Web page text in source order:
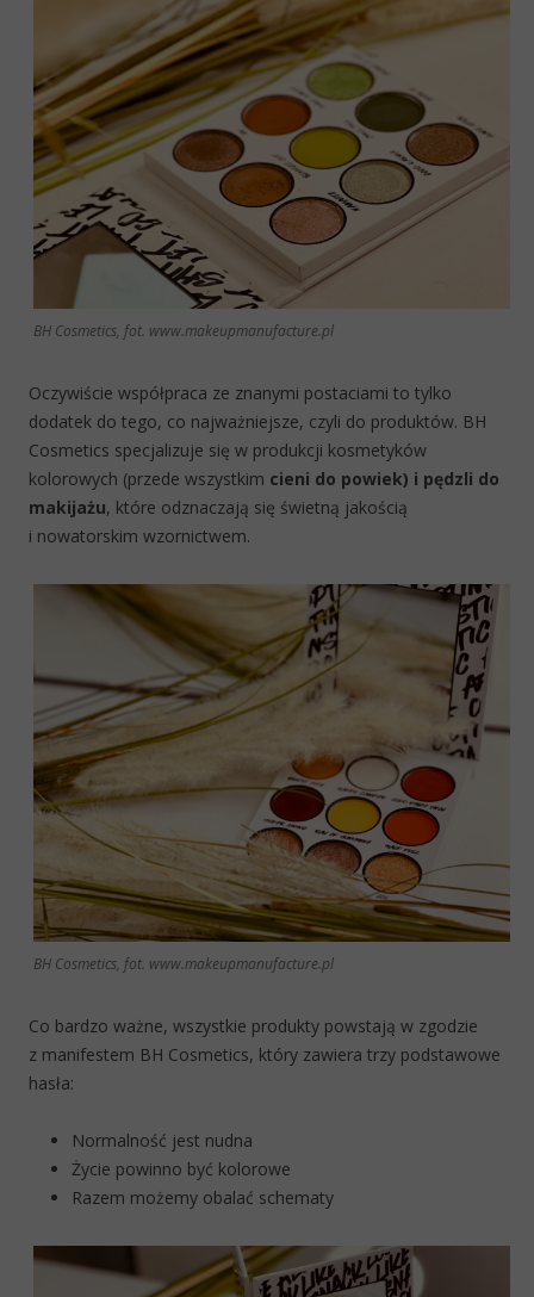
BH Cosmetics, fot. www.makeupmanufacture.pl
Oczywiście współpraca ze znanymi postaciami to tylko
dodatek do tego, co najważniejsze, czyli do produktów. BH
Cosmetics specjalizuje się w produkcji kosmetyków
kolorowych (przede wszystkim cieni do powiek) i pędzli do
makijażu, które odznaczają się świetną jakością
i nowatorskim wzornictwem.
BH Cosmetics, fot. www.makeupmanufacture.pl
Co bardzo ważne, wszystkie produkty powstają w zgodzie
z manifestem BH Cosmetics, który zawiera trzy podstawowe
hasła:
Normalność jest nudna
Życie powinno być kolorowe
Razem możemy obalać schematy